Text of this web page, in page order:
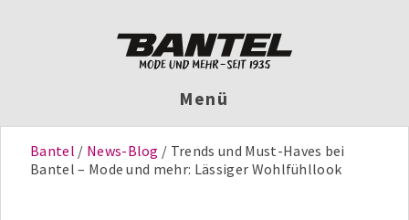
Menü
Bantel News-Blog
Trends und Must-Haves bei
Bantel – Mode und mehr: Lässiger Wohlfühllook